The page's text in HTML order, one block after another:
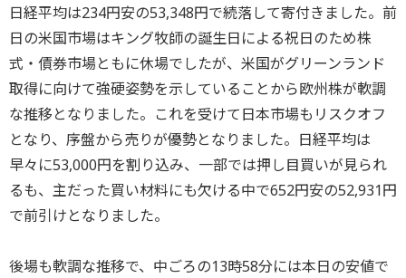
日経平均は234円安の53,348円で続落して寄付きました。前
日の米国市場はキング牧師の誕生日による祝日のため株
式・債券市場ともに休場でしたが、米国がグリーンランド
取得に向けて強硬姿勢を示していることから欧州株が軟調
な推移となりました。これを受けて日本市場もリスクオフ
となり、序盤から売りが優勢となりました。日経平均は
早々に53,000円を割り込み、一部では押し目買いが見られ
るも、主だった買い材料にも欠ける中で652円安の52,931円
で前引けとなりました。
後場も軟調な推移で、中ごろの13時58分には本日の安値で